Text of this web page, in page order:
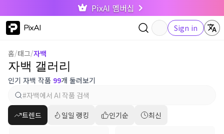
PixAI 멤버십
PixAI Sign in
홈/태그/자백
자백 갤러리
인기 자백 작품 99개 둘러보기
트렌드 일일 랭킹 인기순 최신